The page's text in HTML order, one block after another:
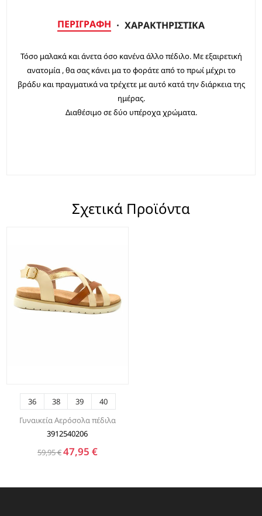
ΠΕΡΙΓΡΑΦΉ ΧΑΡΑΚΤΗΡΙΣΤΙΚΆ
Τόσο μαλακά και άνετα όσο κανένα άλλο πέδιλο. Με εξαιρετική
ανατομία , θα σας κάνει μα το φοράτε από το πρωί μέχρι το
βράδυ και πραγματικά να τρέχετε με αυτό κατά την διάρκεια της
ημέρας.
Διαθέσιμο σε δύο υπέροχα χρώματα.
Σχετικά Προϊόντα
36 38 39
40
Γυναικεία Αερόσολα πέδιλα
3912540206
59,95 €47,95 €